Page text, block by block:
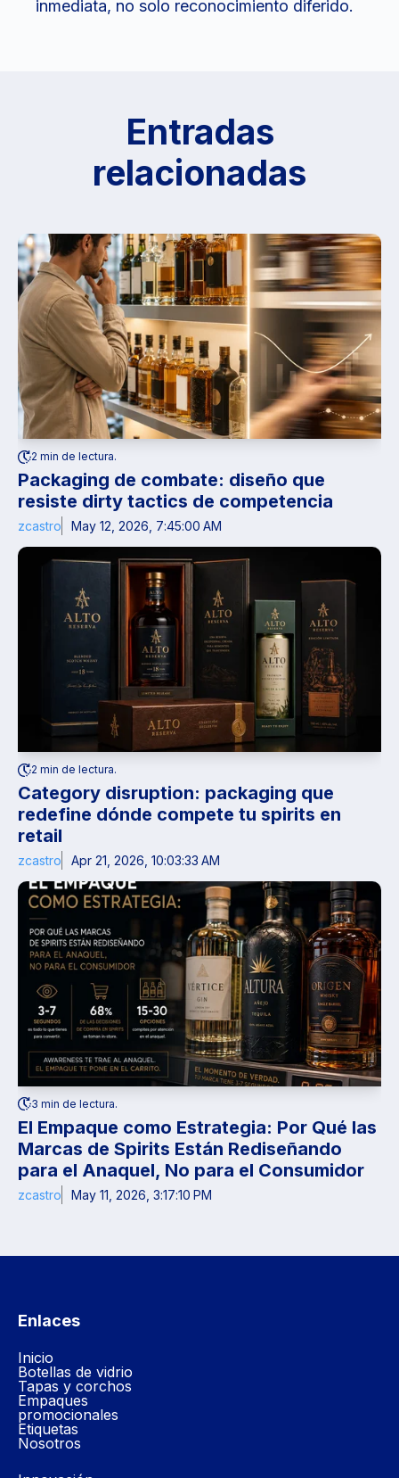
inmediata, no solo reconocimiento diferido.
Entradas
relacionadas
2 min de lectura.
Packaging de combate: diseño que
resiste dirty tactics de competencia
zcastro May 12, 2026, 7:45:00 AM
2 min de lectura.
Category disruption: packaging que
redefine dónde compete tu spirits en
retail
zcastro Apr 21, 2026, 10:03:33 AM
3 min de lectura.
El Empaque como Estrategia: Por Qué las
Marcas de Spirits Están Rediseñando
para el Anaquel, No para el Consumidor
zcastro May 11, 2026, 3:17:10 PM
Enlaces
Inicio
Botellas de vidrio
Tapas y corchos
Empaques
promocionales
Etiquetas
Nosotros